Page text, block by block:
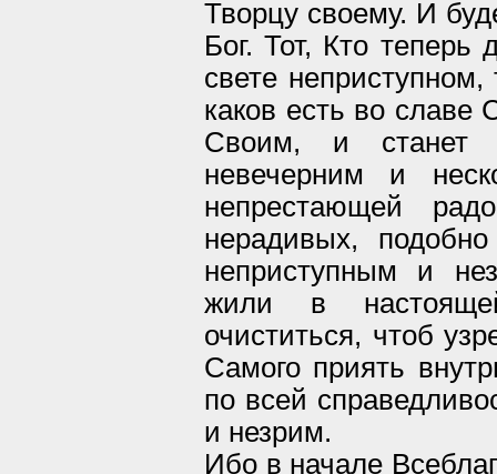
Творцу своему. И
Бог. Тот, Кто
свете
каков есть во славе
Своим, и станет
невечерним и
непрестающей
нерадивых,
неприступным и
жили в
очиститься, чтоб
Самого приять
по всей
и незрим.
Ибо в начале